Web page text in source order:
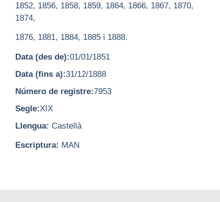
1852, 1856, 1858, 1859, 1864, 1866, 1867, 1870,
1874,
1876, 1881, 1884, 1885 i 1888.
Data (des de):01/01/1851
Data (fins a):31/12/1888
Número de registre:7953
Segle:XIX
Llengua: Castellà
Escriptura: MAN